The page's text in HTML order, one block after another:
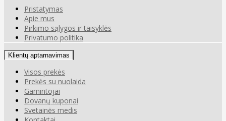
Pristatymas
Apie mus
Pirkimo sąlygos ir taisyklės
Privatumo politika
Klientų aptarnavimas
Visos prekės
Prekės su nuolaida
Gamintojai
Dovanų kuponai
Svetainės medis